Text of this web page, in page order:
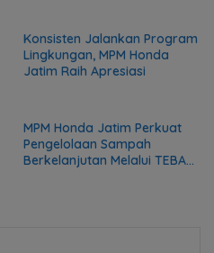
Konsisten Jalankan Program
Lingkungan, MPM Honda
Jatim Raih Apresiasi
MPM Honda Jatim Perkuat
Pengelolaan Sampah
Berkelanjutan Melalui TEBA